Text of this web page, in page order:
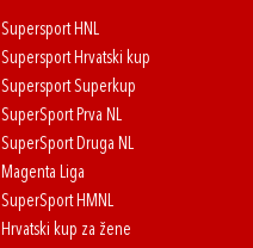
Supersport HNL
Supersport Hrvatski kup
Supersport Superkup
SuperSport Prva NL
SuperSport Druga NL
Magenta Liga
SuperSport HMNL
Hrvatski kup za žene